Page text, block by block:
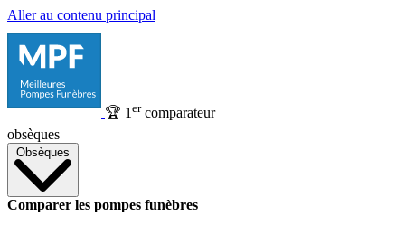
Aller au contenu principal
🏆 1 ercomparateur
obsèques
Obsèques
Comparer les pompes funèbres